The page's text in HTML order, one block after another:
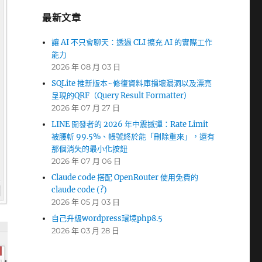
最新文章
讓 AI 不只會聊天：透過 CLI 擴充 AI 的實際工作
能力
2026 年 08 月 03 日
SQLite 推新版本~修復資料庫損壞漏洞以及漂亮
呈現的QRF（Query Result Formatter）
2026 年 07 月 27 日
LINE 開發者的 2026 年中震撼彈：Rate Limit
被腰斬 99.5%、帳號終於能「刪除重來」，還有
那個消失的最小化按鈕
2026 年 07 月 06 日
Claude code 搭配 OpenRouter 使用免費的
claude code (?)
2026 年 05 月 03 日
自己升級wordpress環境php8.5
2026 年 03 月 28 日